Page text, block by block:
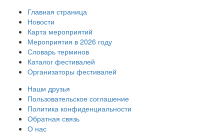
Главная страница
Новости
Карта мероприятий
Мероприятия в 2026 году
Словарь терминов
Каталог фестивалей
Организаторы фестивалей
Наши друзья
Пользовательское соглашение
Политика конфиденциальности
Обратная связь
О нас